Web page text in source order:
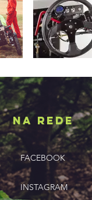
NA REDE
FACEBOOK
INSTAGRAM